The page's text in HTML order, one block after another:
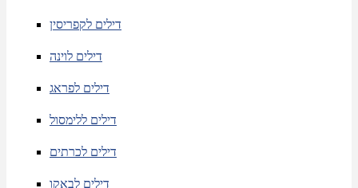
דילים לקפריסין
דילים לוינה
דילים לפראג
דילים ללימסול
דילים לכרתים
דילים לבאקו